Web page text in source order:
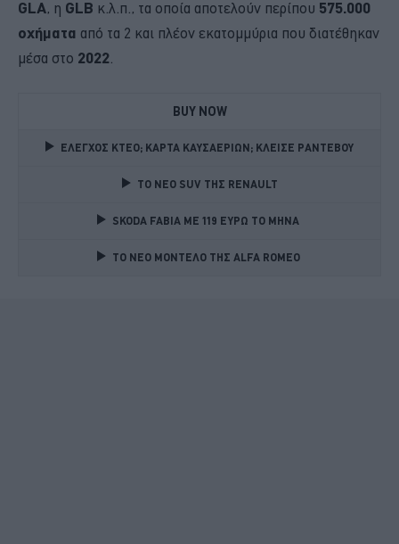
GLA, η GLB κ.λ.π., τα οποία αποτελούν περίπου 575.000
οχήματα από τα 2 και πλέον εκατομμύρια που διατέθηκαν
μέσα στο 2022
BUY NOW
ΕΛΕΓΧΟΣ ΚΤΕΟ; ΚΑΡΤΑ ΚΑΥΣΑΕΡΙΩΝ; ΚΛΕΙΣΕ ΡΑΝΤΕΒΟΥ
TO NEO SUV ΤΗΣ RENAULT
SKODA FABIA ME 119 ΕΥΡΩ ΤΟ ΜΗΝΑ
TO NEO MONTΕΛΟ ΤΗΣ ALFA ROMEO